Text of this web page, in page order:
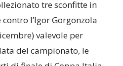
del campionato, le